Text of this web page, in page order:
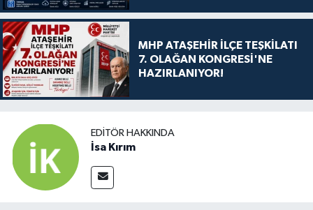
MHP ATAŞEHİR İLÇE TEŞKİLATI
7. OLAĞAN KONGRESİ'NE
HAZIRLANIYOR!
EDITÖR HAKKINDA
İsa Kırım